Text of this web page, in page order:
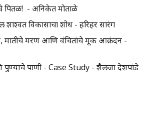
पितळ! - अनिकेत मोताळे
शाश्वत विकासाचा शोध - हरिहर सारंग
मातीचे मरण आणि वंचितांचे मूक आक्रंदन -
पुण्याचे पाणी - Case Study - शैलजा देशपांडे